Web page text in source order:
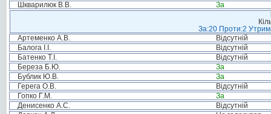
Шкварилюк В.В.
За
За:20 Проти:2
Артеменко А.В.
Відсутній
Балога І.І.
Відсутній
Батенко Т.І.
Відсутній
Береза Б.Ю.
За
Бублик Ю.В.
За
Герега О.В.
Відсутній
Гопко Г.М.
За
Денисенко А.С.
Відсутній